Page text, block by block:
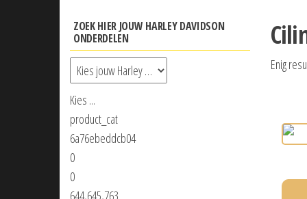
Enig
ZOEK HIER JOUW HARLEY DAVIDSON
ONDERDELEN
Kies ...
product_cat
6a76ebeddcb04
0
0
644,645,763